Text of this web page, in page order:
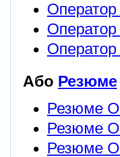
Або Резюме
Резюме
Резюме
Резюме